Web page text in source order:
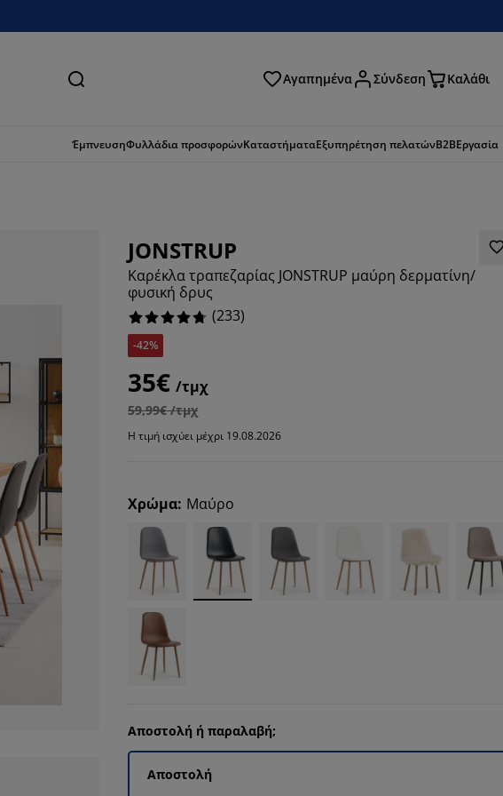
Αναζήτηση Αγαπημένα Σύνδεση Καλάθι
ΈμπνευσηΦυλλάδια προσφορώνΚαταστήματαΕξυπηρέτηση πελατώνB2BΕργασία
JONSTRUP
Καρέκλα τραπεζαρίας JONSTRUP μαύρη δερματίνη/
φυσική δρυς
(233)
-42%
35€ /τμχ
59,99€ /τμχ
Η τιμή ισχύει μέχρι 19.08.2026
Χρώμα: Μαύρο
Αποστολή ή παραλαβή;
Αποστολή
78.54077253218884%
15.021459227467812%
3.862660944206009%
1.7167381974248928%
0.8583690987124464%